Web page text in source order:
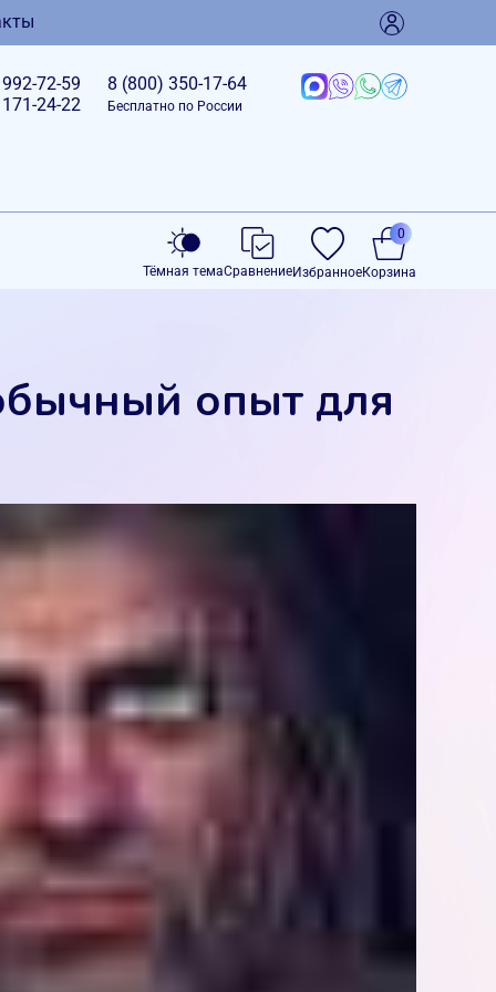
992-72-59
171-24-22
8 (800) 350-17-64
Бесплатно по России
Тёмная темаСравнениеИзбранноеКорзина
0
опыт для